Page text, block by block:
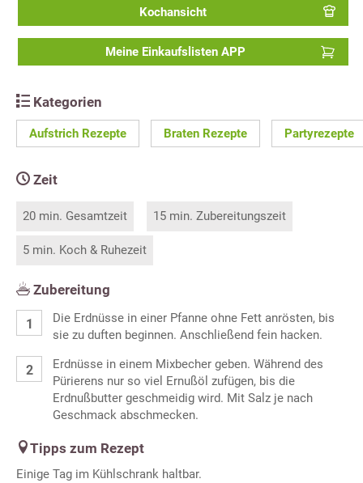
Kochansicht
Meine Einkaufslisten APP
Kategorien
Aufstrich Rezepte Braten Rezepte Partyrezepte
Zeit
20 min. Gesamtzeit 15 min. Zubereitungszeit
5 min. Koch & Ruhezeit
Zubereitung
Die Erdnüsse in einer Pfanne ohne Fett anrösten, bis
sie zu duften beginnen. Anschließend fein hacken.
Erdnüsse in einem Mixbecher geben. Während des
Pürierens nur so viel Ernußöl zufügen, bis die
Erdnußbutter geschmeidig wird. Mit Salz je nach
Geschmack abschmecken.
Tipps zum Rezept
Einige Tag im Kühlschrank haltbar.